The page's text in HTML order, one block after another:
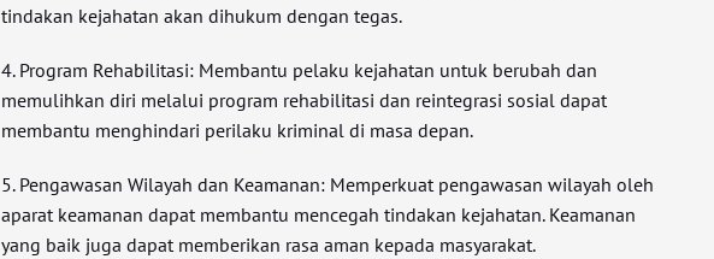
tindakan kejahatan akan dihukum dengan tegas.
4. Program Rehabilitasi: Membantu pelaku kejahatan untuk berubah dan
memulihkan diri melalui program rehabilitasi dan reintegrasi sosial dapat
membantu menghindari perilaku kriminal di masa depan.
5. Pengawasan Wilayah dan Keamanan: Memperkuat pengawasan wilayah oleh
aparat keamanan dapat membantu mencegah tindakan kejahatan. Keamanan
yang baik juga dapat memberikan rasa aman kepada masyarakat.